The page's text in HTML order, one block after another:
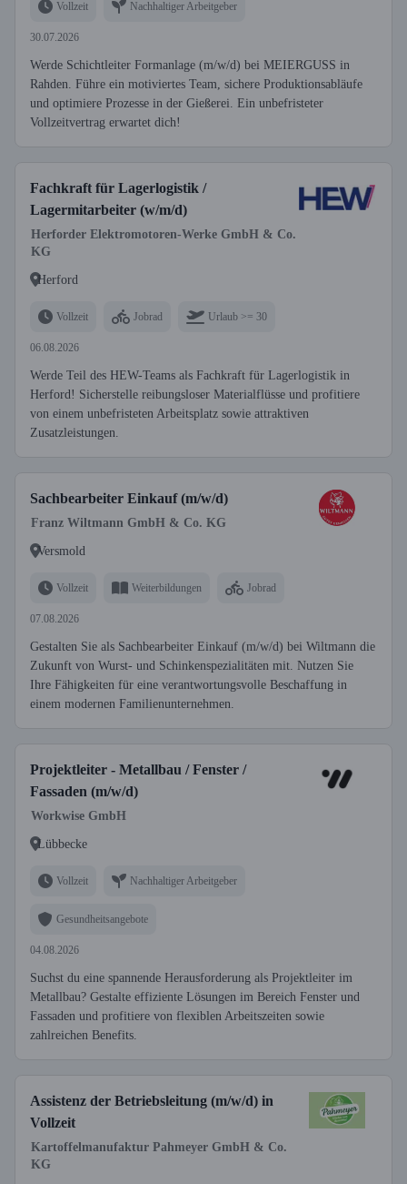
Vollzeit Nachhaltiger Arbeitgeber
30.07.2026
Werde Schichtleiter Formanlage (m/w/d) bei MEIERGUSS in
Rahden. Führe ein motiviertes Team, sichere Produktionsabläufe
und optimiere Prozesse in der Gießerei. Ein unbefristeter
Vollzeitvertrag erwartet dich!
Fachkraft für Lagerlogistik /
Lagermitarbeiter (w/m/d)
Herforder Elektromotoren-Werke GmbH & Co.
KG
Herford
Vollzeit Jobrad Urlaub >= 30
06.08.2026
Werde Teil des HEW-Teams als Fachkraft für Lagerlogistik in
Herford! Sicherstelle reibungsloser Materialflüsse und profitiere
von einem unbefristeten Arbeitsplatz sowie attraktiven
Zusatzleistungen.
Sachbearbeiter Einkauf (m/w/d)
Franz Wiltmann GmbH & Co. KG
Versmold
Vollzeit Weiterbildungen Jobrad
07.08.2026
Gestalten Sie als Sachbearbeiter Einkauf (m/w/d) bei Wiltmann die
Zukunft von Wurst- und Schinkenspezialitäten mit. Nutzen Sie
Ihre Fähigkeiten für eine verantwortungsvolle Beschaffung in
einem modernen Familienunternehmen.
Projektleiter - Metallbau / Fenster /
Fassaden (m/w/d)
Workwise GmbH
Lübbecke
Vollzeit Nachhaltiger Arbeitgeber
Gesundheitsangebote
04.08.2026
Suchst du eine spannende Herausforderung als Projektleiter im
Metallbau? Gestalte effiziente Lösungen im Bereich Fenster und
Fassaden und profitiere von flexiblen Arbeitszeiten sowie
zahlreichen Benefits.
Assistenz der Betriebsleitung (m/w/d) in
Vollzeit
Kartoffelmanufaktur Pahmeyer GmbH & Co.
KG